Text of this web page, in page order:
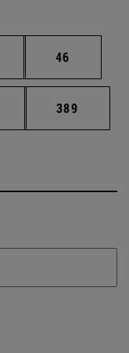
Páginas intermedias
Página
46
Páginas intermedias
Página
389